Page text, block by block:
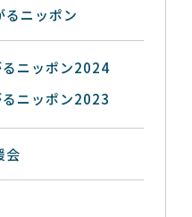
るニッポン
ニッポン2024
ニッポン2023
会